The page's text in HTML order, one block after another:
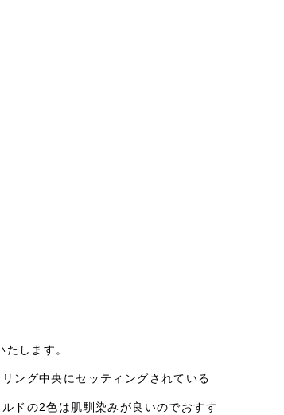
たします。
ング中央にセッティングされている
ドの2色は肌馴染みが良いのでおすす